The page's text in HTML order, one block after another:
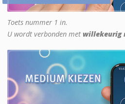
Toets nummer 1 in.
U wordt verbonden met willekeurig